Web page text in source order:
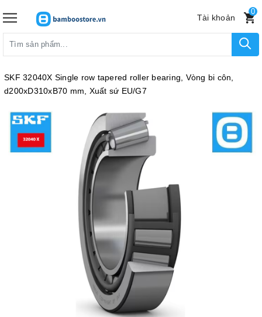
Tài khoản
0
SKF 32040X Single row tapered roller bearing, Vòng bi côn,
d200xD310xB70 mm, Xuất sứ EU/G7